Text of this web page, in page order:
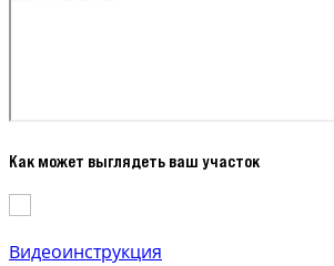
Как может выглядеть ваш участок
Видеоинструкция